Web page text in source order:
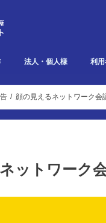
連 ポートフォリオ
関連 ポートフォリオ
ートフォリオ
法人・個人様 利
顔の見えるネットワーク会
ットワーク